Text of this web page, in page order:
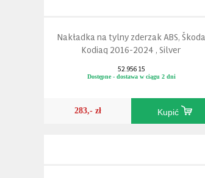
Nakładka na tylny zderzak ABS, Škoda
Kodiaq 2016-2024 , Silver
52.956 15
Dostępne - dostawa w ciągu 2 dni
283,- zł Kupić